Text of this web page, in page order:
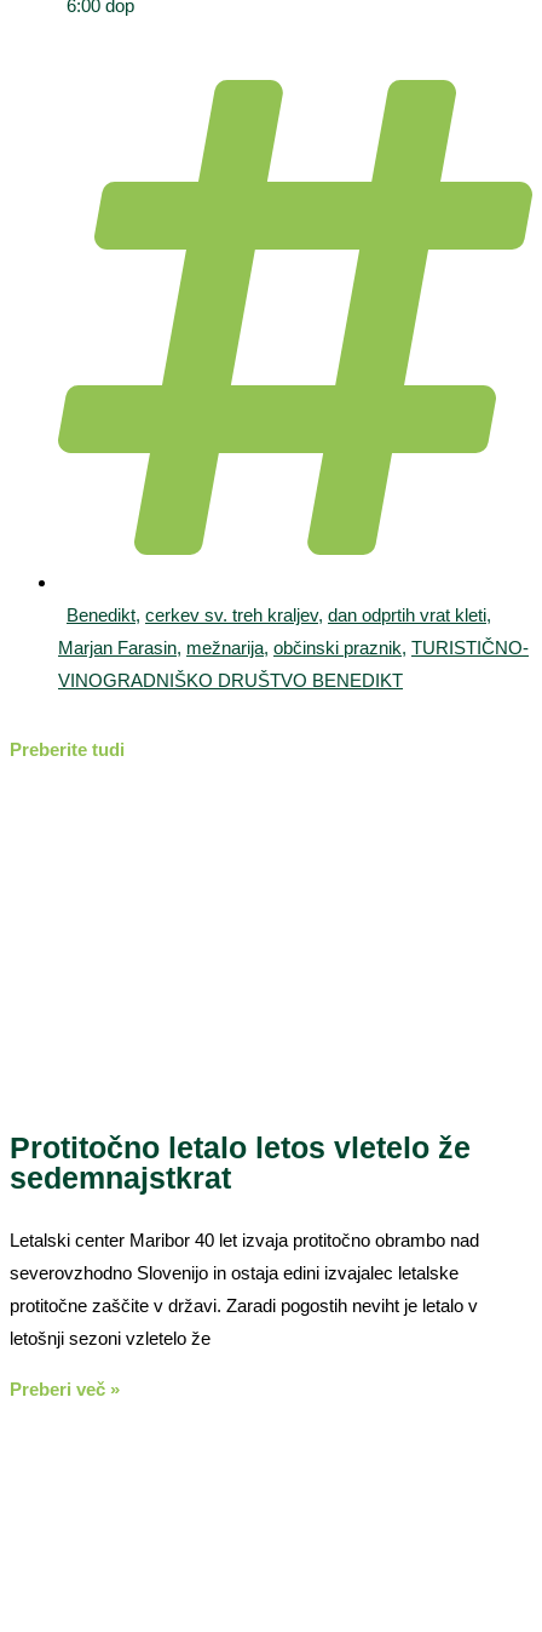
6:00 dop
Benedikt, cerkev sv. treh kraljev, dan odprtih vrat kleti,
Marjan Farasin, mežnarija, občinski praznik, TURISTIČNO-
VINOGRADNIŠKO DRUŠTVO BENEDIKT
Preberite tudi
Protitočno letalo letos vletelo že
sedemnajstkrat
Letalski center Maribor 40 let izvaja protitočno obrambo nad
severovzhodno Slovenijo in ostaja edini izvajalec letalske
protitočne zaščite v državi. Zaradi pogostih neviht je letalo v
letošnji sezoni vzletelo že
Preberi več »